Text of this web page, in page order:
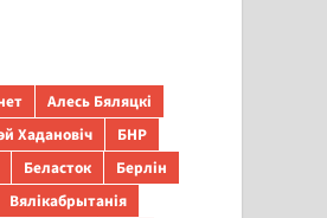
Алесь Бяляцкі
Хадановіч
БНР
Беласток
Берлін
Вялікабрытанія